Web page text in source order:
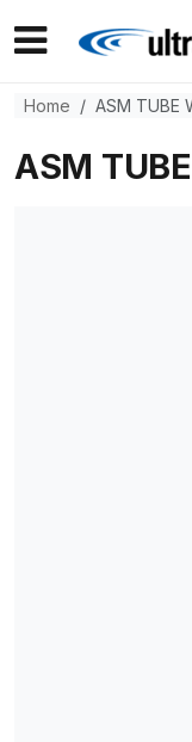
Home ASM TUBE
ASM